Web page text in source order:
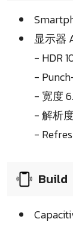
显示器
- HDR
-
- 宽度
- 解析
-
Build